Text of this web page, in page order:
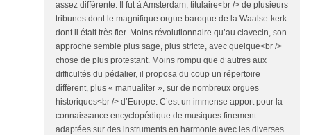
assez différente. Il fut à Amsterdam, titulaire<br /> de plusieurs
tribunes dont le magnifique orgue baroque de la Waalse-kerk
dont il était très fier. Moins révolutionnaire qu’au clavecin, son
approche semble plus sage, plus stricte, avec quelque<br />
chose de plus protestant. Moins rompu que d’autres aux
difficultés du pédalier, il proposa du coup un répertoire
différent, plus « manualiter », sur de nombreux orgues
historiques<br /> d’Europe. C’est un immense apport pour la
connaissance encyclopédique de musiques finement
adaptées sur des instruments en harmonie avec les diverses